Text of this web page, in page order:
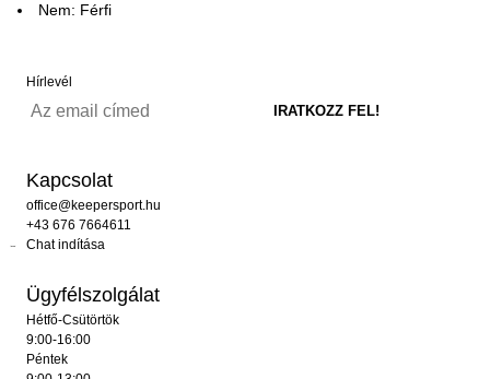
Nem: Férfi
Hírlevél
Kapcsolat
office@keepersport.hu
+43 676 7664611
Chat indítása
Ügyfélszolgálat
Hétfő-Csütörtök
9:00-16:00
Péntek